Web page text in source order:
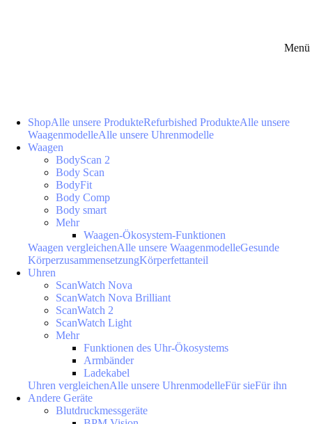
Menü
ShopAlle unsere ProdukteRefurbished ProdukteAlle unsere
WaagenmodelleAlle unsere Uhrenmodelle
Waagen
BodyScan 2
Body Scan
BodyFit
Body Comp
Body smart
Mehr
Waagen-Ökosystem-Funktionen
Waagen vergleichenAlle unsere WaagenmodelleGesunde
KörperzusammensetzungKörperfettanteil
Uhren
ScanWatch Nova
ScanWatch Nova Brilliant
ScanWatch 2
ScanWatch Light
Mehr
Funktionen des Uhr-Ökosystems
Armbänder
Ladekabel
Uhren vergleichenAlle unsere UhrenmodelleFür sieFür ihn
Andere Geräte
Blutdruckmessgeräte